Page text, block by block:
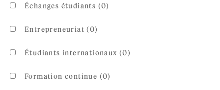
Échanges étudiants (0)
Entrepreneuriat (0)
Étudiants internationaux (0)
Formation continue (0)